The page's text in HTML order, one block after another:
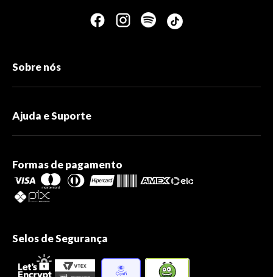
Sobre nós
Ajuda e Suporte
Formas de pagamento
Selos de Segurança